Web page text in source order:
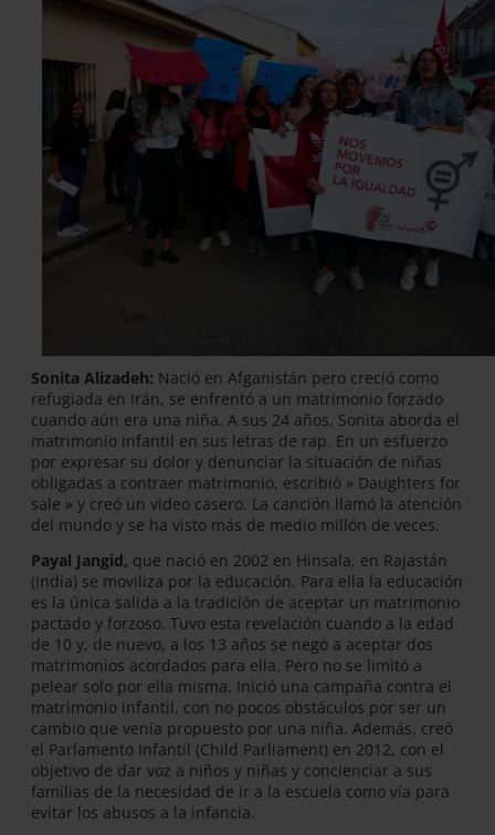
Sonita Alizadeh: Nació en Afganistán pero creció como
refugiada en Irán, se enfrentó a un matrimonio forzado
cuando aún era una niña. A sus 24 años, Sonita aborda el
matrimonio infantil en sus letras de rap. En un esfuerzo
por expresar su dolor y denunciar la situación de niñas
obligadas a contraer matrimonio, escribió » Daughters for
sale » y creó un video casero. La canción llamó la atención
del mundo y se ha visto más de medio millón de veces.
Payal Jangid, que nació en 2002 en Hinsala, en Rajastán
(India) se moviliza por la educación. Para ella la educación
es la única salida a la tradición de aceptar un matrimonio
pactado y forzoso. Tuvo esta revelación cuando a la edad
de 10 y, de nuevo, a los 13 años se negó a aceptar dos
matrimonios acordados para ella. Pero no se limitó a
pelear solo por ella misma. Inició una campaña contra el
matrimonio infantil, con no pocos obstáculos por ser un
cambio que venía propuesto por una niña. Además, creó
el Parlamento Infantil (Child Parliament) en 2012, con el
objetivo de dar voz a niños y niñas y concienciar a sus
familias de la necesidad de ir a la escuela como vía para
evitar los abusos a la infancia.